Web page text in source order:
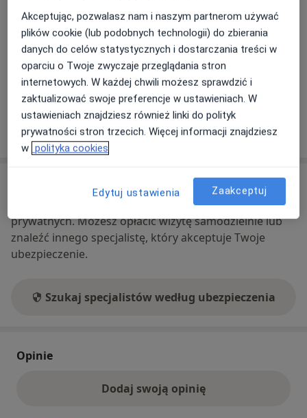
Pokaż kalendarz
Metody płatności (wizyty prywatne)
Blik
Gotówka
Pokaż więcej
o adresie
Ubezpieczenia - brak akceptowanych
Ten specjalista przyjmuje wyłącznie pacjentów
prywatnych. Możesz opłacić wizytę samodzielnie lub
znaleźć innego specjalistę, który akceptuje Twoje
ubezpieczenie.
Szukaj specjalistów według ubezpieczenia
Opinie
Dodaj swoją opinię
Akceptując, pozwalasz nam i naszym partnerom używać
plików cookie (lub podobnych technologii) do zbierania
danych do celów statystycznych i dostarczania treści w
oparciu o Twoje zwyczaje przeglądania stron
internetowych. W każdej chwili możesz sprawdzić i
zaktualizować swoje preferencje w ustawieniach. W
ustawieniach znajdziesz również linki do polityk
prywatności stron trzecich. Więcej informacji znajdziesz
w polityka cookies
Edytuj ustawienia Zaakceptuj